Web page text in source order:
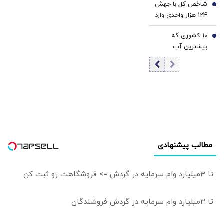
سرپرست وزارت
نیروی دریایی آمریکا
را به فرصت بدل
می‌سازد/
دیپلماسی، با
پشتوانه قدرت
کارآمد خواهد بود/
بی‌تردید فحاشی و
سنگ‌اندازی به
شاخص کل با جهش
124 هزار واحدی وارد
کانال 5.5 میلیون
واحد شد | تداوم
موج صعودی بورس
با صف های خرید
6
10 کشوری که
بیشترین آب
شیرین جهان را
7
مطالب پیشنهادی
تا 3میلیارد وام سرمایه در گردش => فروشگاهت رو ثبت کن
تا 3میلیارد وام سرمایه در گردش فروشندگان